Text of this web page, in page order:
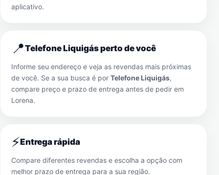
aplicativo.
📍Telefone Liquigás perto de você
Informe seu endereço e veja as revendas mais próximas
de você. Se a sua busca é por Telefone Liquigás,
compare preço e prazo de entrega antes de pedir em
Lorena.
⚡Entrega rápida
Compare diferentes revendas e escolha a opção com
melhor prazo de entrega para a sua região.